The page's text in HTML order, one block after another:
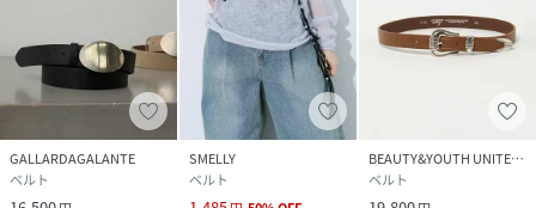
GALLARDAGALANTE
ベルト
SMELLY
ベルト
BEAUTY&YOUTH UNITED ARROWS
ベルト